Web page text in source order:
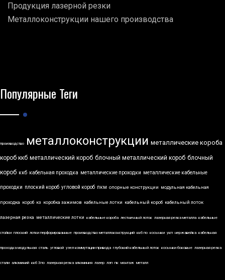
Продукция лазерной резки
Металлоконструкции нашего производства
Популярные Теги
производство металлоконструкции металлические короба
короб ккб металлический короб блочный металлический короб блочный
короб ккб кабельная проходка металлические проходки металлические кабельные
проходки плоский короб угловой короб пкм опорные конструкции модульная кабельная
проходка короб кз коробка зажимов кабельные лотки кабельный короб кабельный лоток
лазерная резка металлические лотки кабельные короба лестничный лоток лазерная резка металла кабельные
стойки плоский лотки перфорированные производство металлоконструкций ккб по косынки укп нержавейка кабельная
проходка модульная сталь угловой узел коммутации привода глубокий кабельный лоток косынки боковые лазерная резка
стали алюминий ккб 3по лазерная резка алюминия лазер лэп пк монтаж металл